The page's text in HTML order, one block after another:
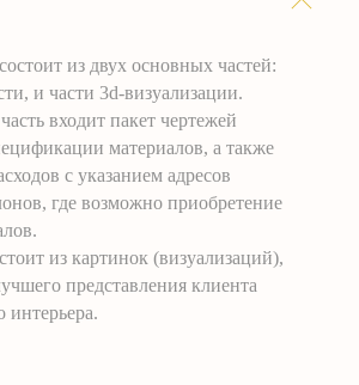
из двух основных частей:
и части 3d-визуализации.
входит пакет чертежей
материалов, а также
с указанием адресов
где возможно приобретение
из картинок (визуализаций),
представления клиента
интерьера.